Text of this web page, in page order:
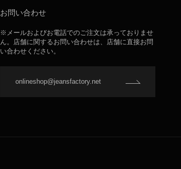
お問い合わせ
※メールおよびお電話でのご注文は承っておりませ
ん。店舗に関するお問い合わせは、店舗に直接お問
い合わせください。
onlineshop@jeansfactory.net